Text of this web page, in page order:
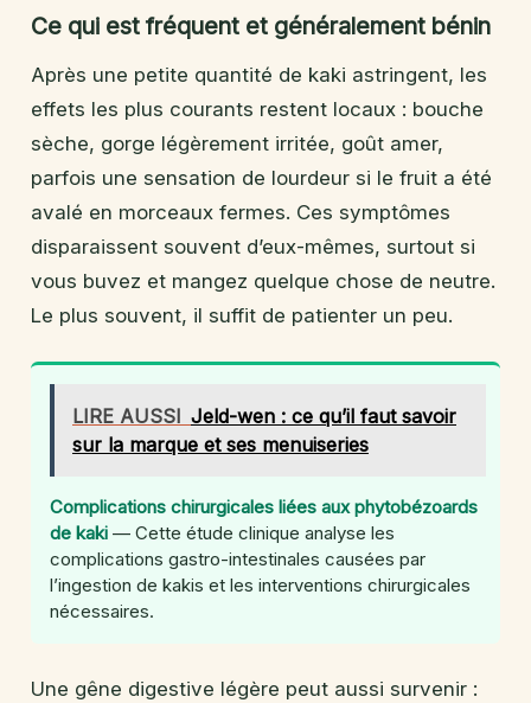
Ce qui est fréquent et généralement bénin
Après une petite quantité de kaki astringent, les
effets les plus courants restent locaux : bouche
sèche, gorge légèrement irritée, goût amer,
parfois une sensation de lourdeur si le fruit a été
avalé en morceaux fermes. Ces symptômes
disparaissent souvent d’eux-mêmes, surtout si
vous buvez et mangez quelque chose de neutre.
Le plus souvent, il suffit de patienter un peu.
LIRE AUSSI Jeld-wen : ce qu’il faut savoir
sur la marque et ses menuiseries
Complications chirurgicales liées aux phytobézoards
de kaki — Cette étude clinique analyse les
complications gastro-intestinales causées par
l’ingestion de kakis et les interventions chirurgicales
nécessaires.
Une gêne digestive légère peut aussi survenir :